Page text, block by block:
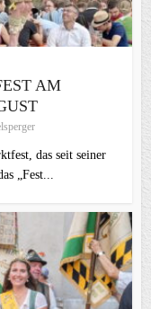
AM
das seit seiner
„Fest...